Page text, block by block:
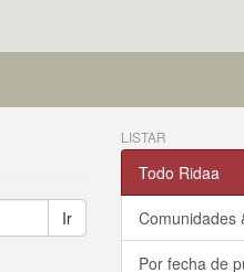
Ir
LISTAR
Todo Ridaa
Comunidades
Por fecha de